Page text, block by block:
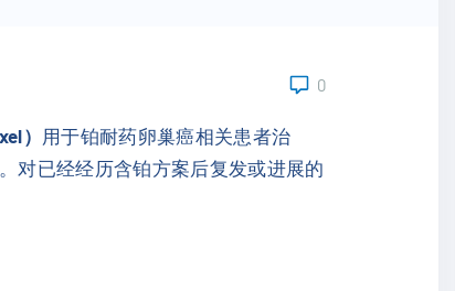
:
0
） 用于铂耐药卵巢癌相关患者治
对已经经历含铂方案后复发或进展的